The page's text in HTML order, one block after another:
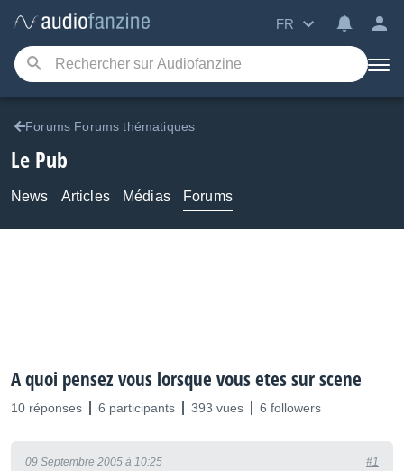
FR
Forums Forums thématiques
Le Pub
News Articles Médias Forums
A quoi pensez vous lorsque vous etes sur scene
10 réponses 6 participants 393 vues 6 followers
09 Septembre 2005 à 10:25 #1